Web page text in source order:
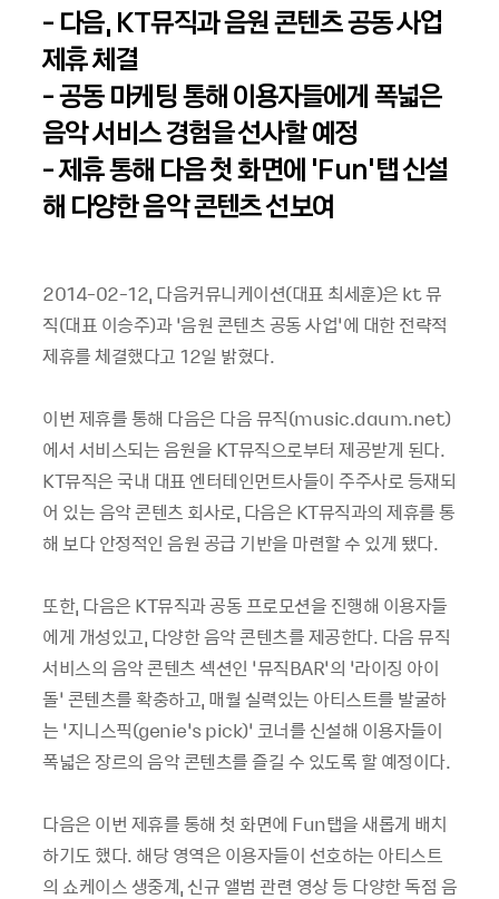
- 다음, KT뮤직과 음원 콘텐츠 공동 사업
제휴 체결
- 공동 마케팅 통해 이용자들에게 폭넓은
음악 서비스 경험을 선사할 예정
- 제휴 통해 다음 첫 화면에 ‘Fun’탭 신설
해 다양한 음악 콘텐츠 선보여
2014-02-12, 다음커뮤니케이션(대표 최세훈)은 kt 뮤
직(대표 이승주)과 ‘음원 콘텐츠 공동 사업’에 대한 전략적
제휴를 체결했다고 12일 밝혔다.
이번 제휴를 통해 다음은 다음 뮤직(music.daum.net)
에서 서비스되는 음원을 KT뮤직으로부터 제공받게 된다.
KT뮤직은 국내 대표 엔터테인먼트사들이 주주사로 등재되
어 있는 음악 콘텐츠 회사로, 다음은 KT뮤직과의 제휴를 통
해 보다 안정적인 음원 공급 기반을 마련할 수 있게 됐다.
또한, 다음은 KT뮤직과 공동 프로모션을 진행해 이용자들
에게 개성있고, 다양한 음악 콘텐츠를 제공한다. 다음 뮤직
서비스의 음악 콘텐츠 섹션인 ‘뮤직BAR’의 ‘라이징 아이
돌’ 콘텐츠를 확충하고, 매월 실력있는 아티스트를 발굴하
는 ‘지니스픽(genie’s pick)’ 코너를 신설해 이용자들이
폭넓은 장르의 음악 콘텐츠를 즐길 수 있도록 할 예정이다.
다음은 이번 제휴를 통해 첫 화면에 Fun탭을 새롭게 배치
하기도 했다. 해당 영역은 이용자들이 선호하는 아티스트
의 쇼케이스 생중계, 신규 앨범 관련 영상 등 다양한 독점 음